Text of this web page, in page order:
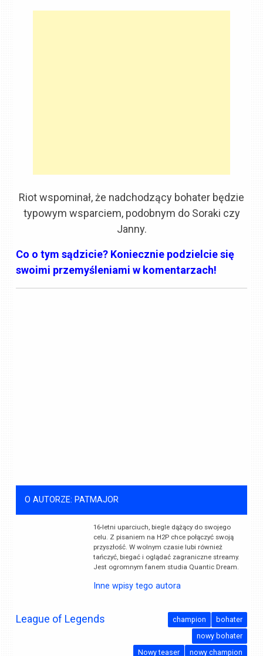
Riot wspominał, że nadchodzący bohater będzie
typowym wsparciem, podobnym do Soraki czy
Janny.
Co o tym sądzicie? Koniecznie podzielcie się
swoimi przemyśleniami w komentarzach!
O AUTORZE: PATMAJOR
16-letni uparciuch, biegle dążący do swojego
celu. Z pisaniem na H2P chce połączyć swoją
przyszłość. W wolnym czasie lubi również
tańczyć, biegać i oglądać zagraniczne streamy.
Jest ogromnym fanem studia Quantic Dream.
Inne wpisy tego autora
League of Legends bohater
champion
nowy bohater
nowy champion
Nowy teaser